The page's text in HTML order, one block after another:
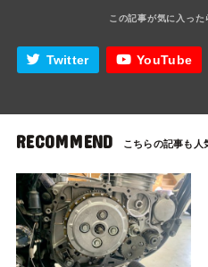
Twitter YouTube
RECOMMEND